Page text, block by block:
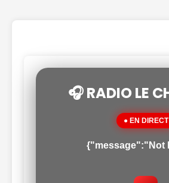
🎧 RADIO LE
● EN DIRECT
{"message":"Not